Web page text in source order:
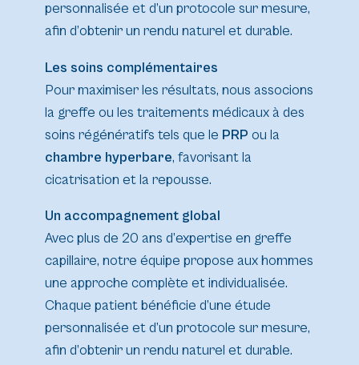
personnalisée et d’un protocole sur mesure,
afin d’obtenir un rendu naturel et durable.
Les soins complémentaires
Pour maximiser les résultats, nous associons
la greffe ou les traitements médicaux à des
soins régénératifs tels que le PRP ou la
chambre hyperbare, favorisant la
cicatrisation et la repousse.
Un accompagnement global
Avec plus de 20 ans d’expertise en greffe
capillaire, notre équipe propose aux hommes
une approche complète et individualisée.
Chaque patient bénéficie d’une étude
personnalisée et d’un protocole sur mesure,
afin d’obtenir un rendu naturel et durable.